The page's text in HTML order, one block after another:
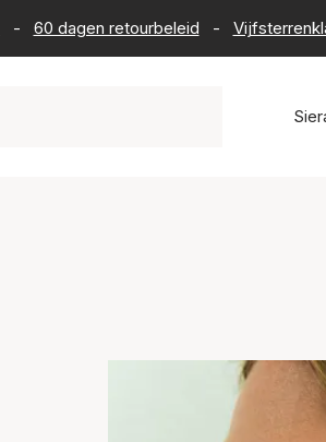
- 60 dagen retourbeleid -